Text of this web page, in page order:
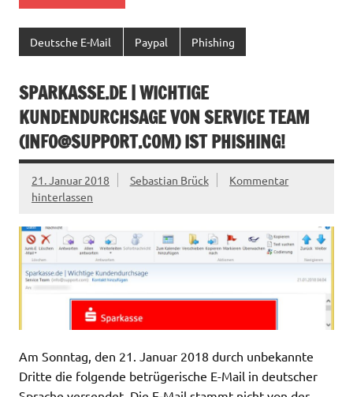
Deutsche E-Mail Paypal Phishing
SPARKASSE.DE | WICHTIGE
KUNDENDURCHSAGE VON SERVICE TEAM
(INFO@SUPPORT.COM) IST PHISHING!
21. Januar 2018 Sebastian Brück
Kommentar
hinterlassen
Am Sonntag, den 21. Januar 2018 durch unbekannte
Dritte die folgende betrügerische E-Mail in deutscher